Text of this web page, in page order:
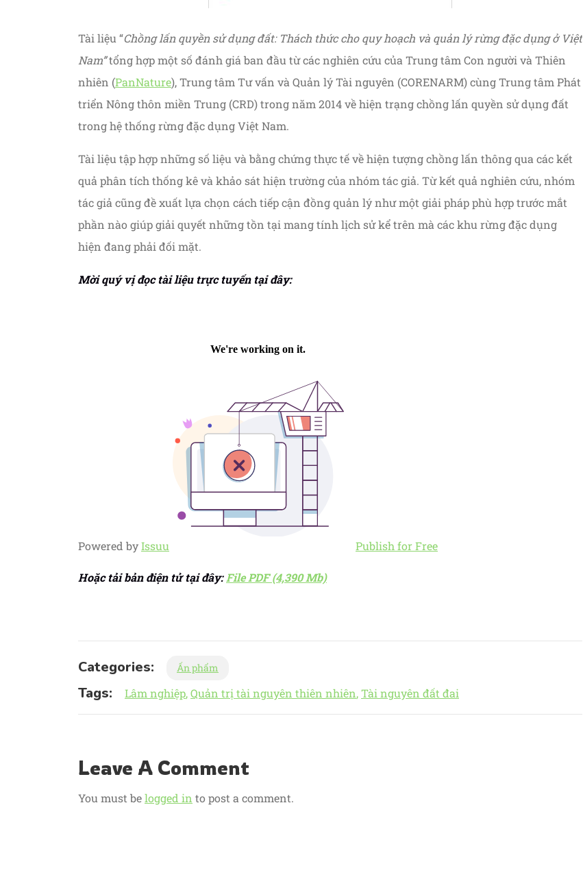
Tài liệu “Chồng lấn quyền sử dụng đất: Thách thức cho quy hoạch và quản lý rừng đặc dụng ở Việt
Nam”tổng hợp một số đánh giá ban đầu từ các nghiên cứu của Trung tâm Con người và Thiên
nhiên (PanNature), Trung tâm Tư vấn và Quản lý Tài nguyên (CORENARM) cùng Trung tâm Phát
triển Nông thôn miền Trung (CRD) trong năm 2014 về hiện trạng chồng lấn quyền sử dụng đất
trong hệ thống rừng đặc dụng Việt Nam.
Tài liệu tập hợp những số liệu và bằng chứng thực tế về hiện tượng chồng lấn thông qua các kết
quả phân tích thống kê và khảo sát hiện trường của nhóm tác giả. Từ kết quả nghiên cứu, nhóm
tác giả cũng đề xuất lựa chọn cách tiếp cận đồng quản lý như một giải pháp phù hợp trước mắt
phần nào giúp giải quyết những tồn tại mang tính lịch sử kể trên mà các khu rừng đặc dụng
hiện đang phải đối mặt.
Mời quý vị đọc tài liệu trực tuyến tại đây:
Powered byIssuu Publish for Free
Hoặc tải bản điện tử tại đây:File PDF (4,390 Mb)
Categories: Ấn phẩm
Tags: Lâm nghiệp Quản trị tài nguyên thiên nhiên Tài nguyên đất đai
Leave A Comment
You must belogged in to post a comment.